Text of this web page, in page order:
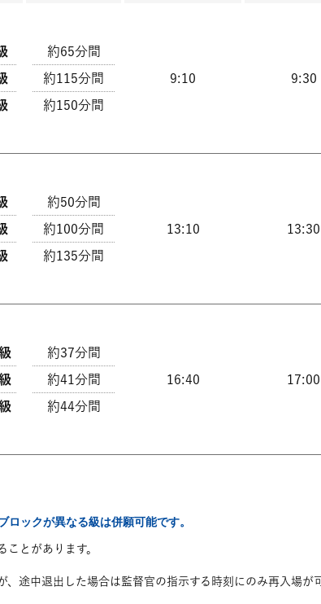
約65分間
約115分間
約150分間
9:10 9:30
約50分間
約100分間
約135分間
13:10 13:30
約37分間
約41分間
約44分間
16:40 17:00
ックが異なる級は併願可能です。
ことがあります。
、途中退出した場合は監督官の指示する時刻にのみ再入場が